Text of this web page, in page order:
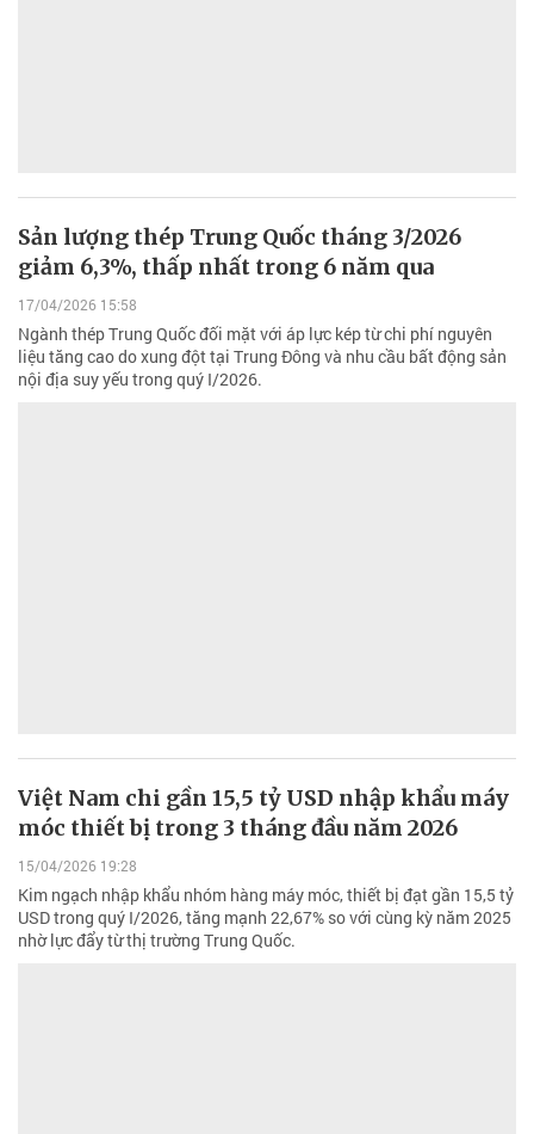
Sản lượng thép Trung Quốc tháng 3/2026
giảm 6,3%, thấp nhất trong 6 năm qua
17/04/2026 15:58
Ngành thép Trung Quốc đối mặt với áp lực kép từ chi phí nguyên
liệu tăng cao do xung đột tại Trung Đông và nhu cầu bất động sản
nội địa suy yếu trong quý I/2026.
Việt Nam chi gần 15,5 tỷ USD nhập khẩu máy
móc thiết bị trong 3 tháng đầu năm 2026
15/04/2026 19:28
Kim ngạch nhập khẩu nhóm hàng máy móc, thiết bị đạt gần 15,5 tỷ
USD trong quý I/2026, tăng mạnh 22,67% so với cùng kỳ năm 2025
nhờ lực đẩy từ thị trường Trung Quốc.